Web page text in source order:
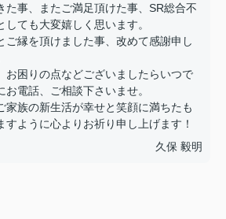
た事、またご満足頂けた事、SR総合不
しても大変嬉しく思います。
ご縁を頂けました事、改めて感謝申し
お困りの点などございましたらいつで
お電話、ご相談下さいませ。
家族の新生活が幸せと笑顔に満ちたも
すように心よりお祈り申し上げます！
久保 毅明